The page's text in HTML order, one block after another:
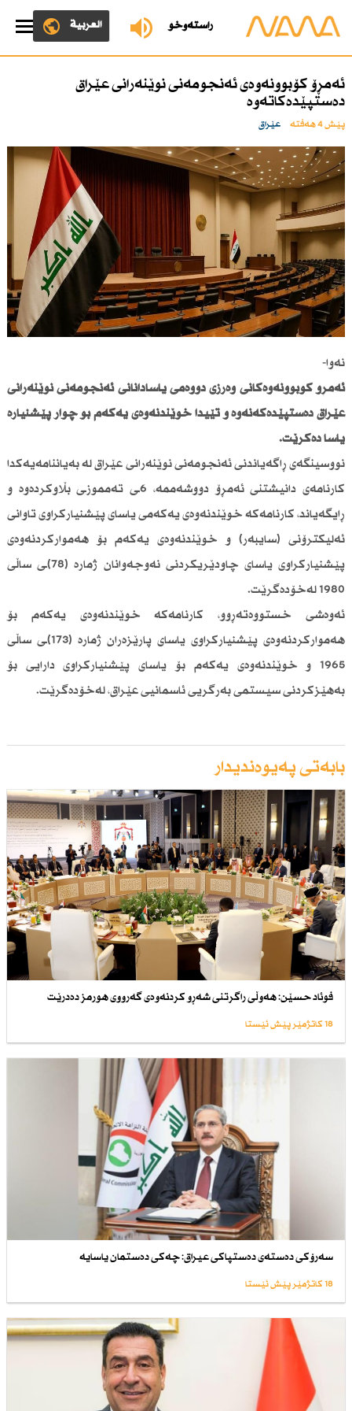
ڕاستەوخۆ العربية
ئەمڕۆ كۆبوونەوەی ئەنجومەنی نوێنەرانی عێراق
دەستپێدەكاتەوە
پێش 4 هەفتە عێراق
نەوا-
ئەمڕۆ كۆبوونەوەكانی وەرزی دووەمی یاسادانانی ئەنجومەنی نوێنەرانی
عێراق دەستپێدەكەنەوە و تێیدا خوێندنەوەی یەكەم بۆ چوار پێشنیارە
یاسا دەكرێت.
نووسینگەی ڕاگەیاندنی ئەنجومەنی نوێنەرانی عێراق لە بەیاننامەیەكدا
كارنامەی دانیشتنی ئەمڕۆ دووشەممە، 6ـی تەمموزـی بڵاوكردەوە و
ڕایگەیاند، كارنامەكە خوێندنەوەی یەكەمی یاسای پێشنیاركراوی تاوانی
ئەلیكترۆنی (سایبەر) و خوێندنەوەی یەكەم بۆ هەمواركردنەوەی
پێشنیاركراوی یاسای چاودێریكردنی نەوجەوانان ژمارە (78)ـی ساڵی
1980 لەخۆدەگرێت.
ئەوەشی خستووەتەڕوو، كارنامەكە خوێندنەوەی یەكەم بۆ
هەمواركردنەوەی پێشنیاركراوی یاسای پارێزەران ژمارە (173)ـی ساڵی
1965 و خوێندنەوەی یەكەم بۆ یاسای پێشنیاركراوی دارایی بۆ
بەهێزكردنی سیستمی بەرگریی ئاسمانیی عێراق، لەخۆدەگرێت.
بابەتی پەیوەندیدار
فوئاد حسێن: هەوڵی راگرتنی شەڕو كردنەوەی گەرووی هورمز دەدرێت
18 کاتژمێر پێش ئێستا
سەرۆكی دەستەی دەستپاكی عیراق: چەكی دەستمان یاسایە
18 کاتژمێر پێش ئێستا